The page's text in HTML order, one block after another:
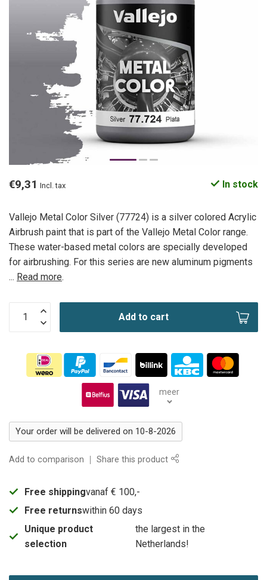
€9,31 Incl. tax In stock
Vallejo Metal Color Silver (77724) is a silver colored Acrylic
Airbrush paint that is part of the Vallejo Metal Color range.
These water-based metal colors are specially developed
for airbrushing. For this series are new aluminum pigments
... Read more.
Add to cart
meer
Your order will be delivered on 10-8-2026
Add to comparison Share this product
Free shippingvanaf € 100,-
Free returnswithin 60 days
Unique product
selection
the largest in the
Netherlands!